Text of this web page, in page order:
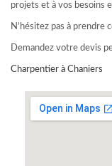
projets et à vos besoins
N’hésitez pas à prendre
Demandez votre devis
Charpentier à Chaniers